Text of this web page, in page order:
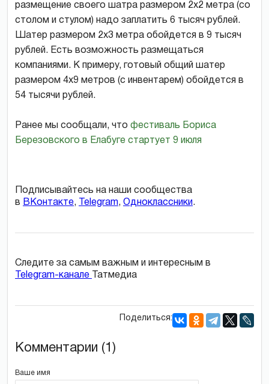
размещение своего шатра размером 2х2 метра (со
столом и стулом) надо заплатить 6 тысяч рублей.
Шатер размером 2х3 метра обойдется в 9 тысяч
рублей. Есть возможность размещаться
компаниями. К примеру, готовый общий шатер
размером 4х9 метров (с инвентарем) обойдется в
54 тысячи рублей.
Ранее мы сообщали, что фестиваль Бориса
Березовского в Елабуге стартует 9 июля
Подписывайтесь на наши сообщества
в ВКонтакте, Telegram, Одноклассники.
Следите за самым важным и интересным в
Telegram-канале
Татмедиа
Поделиться:
Комментарии (1)
Ваше имя